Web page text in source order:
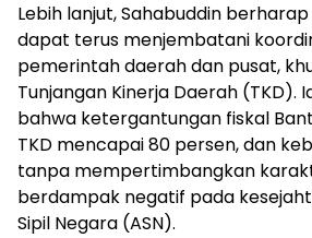
Lebih lanjut, Sahabuddin
dapat terus menjembatani
pemerintah daerah dan pusat,
Tunjangan Kinerja Daerah (TKD).
bahwa ketergantungan fiskal
TKD mencapai 80 persen, dan
tanpa mempertimbangkan
berdampak negatif pada
Sipil Negara (ASN).